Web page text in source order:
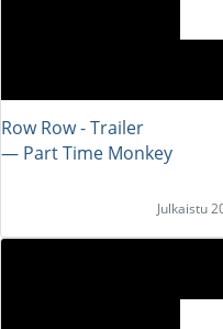
Row Row - Trailer
― Part Time Monkey
Julkaistu